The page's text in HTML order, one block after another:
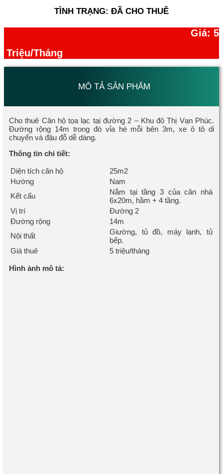
TÌNH TRẠNG: ĐÃ CHO THUÊ
Giá: 5
Triệu/Tháng
MÔ TẢ SẢN PHẨM
Cho thuê Căn hộ tọa lạc tại đường 2 – Khu đô Thị Vạn Phúc.
Đường rộng 14m trong đó vỉa hè mỗi bên 3m, xe ô tô di
chuyển và đậu đỗ dễ dàng.
Thông tin chi tiết:
Diện tích căn hộ
25m2
Hướng
Nam
Kết cấu
Nằm tại tầng 3 của căn nhà
6x20m, hầm + 4 tầng.
Vị trí
Đường 2
Đường rộng
14m
Nội thất
Giường, tủ đồ, máy lạnh, tủ
bếp.
Giá thuê
5 triệu/tháng
Hình ảnh mô tả: